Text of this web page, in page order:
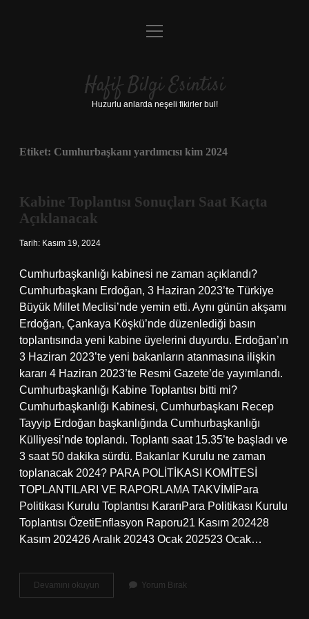
Anasayfa
Yasal Uyarı
menüyü
Hafif Bilgi Esintisi
Huzurlu anlarda neşeli fikirler bul!
Etiket: Cumhurbaşkanı yardımcısı kim 2024
Kabine Toplantısı Sonuçları Saat Kaçta
Açıklanacak
Tarih: Kasım 19, 2024
Cumhurbaşkanlığı kabinesi ne zaman açıklandı?
Cumhurbaşkanı Erdoğan, 3 Haziran 2023’te Türkiye
Büyük Millet Meclisi’nde yemin etti. Aynı günün akşamı
Erdoğan, Çankaya Köşkü’nde düzenlediği basın
toplantısında yeni kabine üyelerini duyurdu. Erdoğan’ın
3 Haziran 2023’te yeni bakanların atanmasına ilişkin
kararı 4 Haziran 2023’te Resmi Gazete’de yayımlandı.
Cumhurbaşkanlığı Kabine Toplantısı bitti mi?
Cumhurbaşkanlığı Kabinesi, Cumhurbaşkanı Recep
Tayyip Erdoğan başkanlığında Cumhurbaşkanlığı
Külliyesi’nde toplandı. Toplantı saat 15.35’te başladı ve
3 saat 50 dakika sürdü. Bakanlar Kurulu ne zaman
toplanacak 2024? PARA POLİTİKASI KOMİTESİ
TOPLANTILARI VE RAPORLAMA TAKVİMİPara
Politikası Kurulu Toplantısı KararıPara Politikası Kurulu
Toplantısı ÖzetiEnflasyon Raporu21 Kasım 202428
Kasım 202426 Aralık 20243 Ocak 202523 Ocak…
Devamını okuyun
Toplantısı
Yorum Bırak